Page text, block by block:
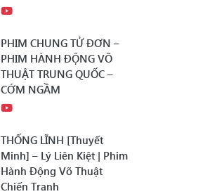
PHIM CHUNG TỬ ĐƠN –
PHIM HÀNH ĐỘNG VÕ
THUẬT TRUNG QUỐC –
CỚM NGẦM
THỐNG LĨNH [Thuyết
Minh] – Lý Liên Kiệt | Phim
Hành Động Võ Thuật
Chiến Tranh